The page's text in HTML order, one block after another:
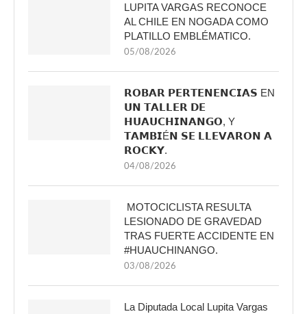
LUPITA VARGAS RECONOCE
AL CHILE EN NOGADA COMO
PLATILLO EMBLÉMATICO.
05/08/2026
𝗥𝗢𝗕𝗔𝗥 𝗣𝗘𝗥𝗧𝗘𝗡𝗘𝗡𝗖𝗜𝗔𝗦 EN
𝗨𝗡 𝗧𝗔𝗟𝗟𝗘𝗥 𝗗𝗘
𝗛𝗨𝗔𝗨𝗖𝗛𝗜𝗡𝗔𝗡𝗚𝗢, Y
𝗧𝗔𝗠𝗕𝗜É𝗡 𝗦𝗘 𝗟𝗟𝗘𝗩𝗔𝗥𝗢𝗡 𝗔
𝗥𝗢𝗖𝗞𝗬.
04/08/2026
MOTOCICLISTA RESULTA
LESIONADO DE GRAVEDAD
TRAS FUERTE ACCIDENTE EN
#HUAUCHINANGO.
03/08/2026
La Diputada Local Lupita Vargas